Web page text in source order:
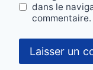
dans le
commentaire.